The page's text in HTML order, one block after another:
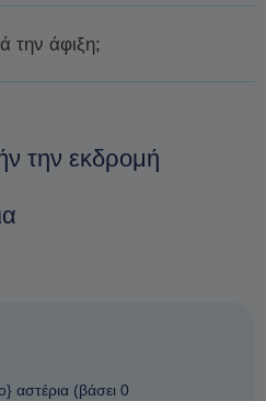
άφιξη;
την εκδρομή
αστέρια (βάσει 0